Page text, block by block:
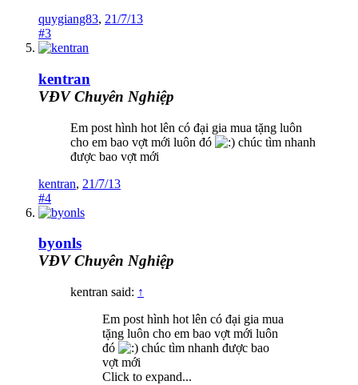
quygiang83, 21/7/13
#3
kentran
VĐV Chuyên Nghiệp
Em post hình hot lên có đại gia mua tặng luôn
cho em bao vợt mới luôn đó
chúc tìm nhanh
được bao vợt mới
kentran, 21/7/13
#4
byonls
VĐV Chuyên Nghiệp
kentran said: ↑
Em post hình hot lên có đại gia mua
tặng luôn cho em bao vợt mới luôn
đó
chúc tìm nhanh được bao
vợt mới
Click to expand...